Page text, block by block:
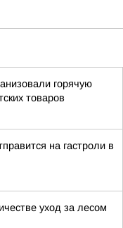
горячую
товаров
на гастроли в
уход за лесом